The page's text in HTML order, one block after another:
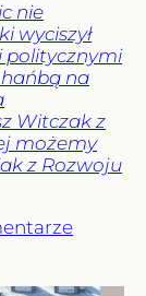
nie
wyciszył
politycznymi
na
Witczak z
możemy
z Rozwoju